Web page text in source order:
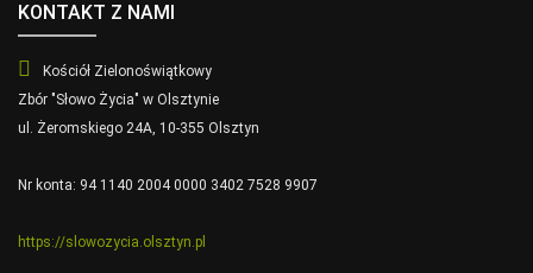
KONTAKT Z NAMI
Kościół Zielonoświątkowy
Zbór "Słowo Życia" w Olsztynie
ul. Żeromskiego 24A, 10-355 Olsztyn
Nr konta: 94 1140 2004 0000 3402 7528 9907
https://slowozycia.olsztyn.pl